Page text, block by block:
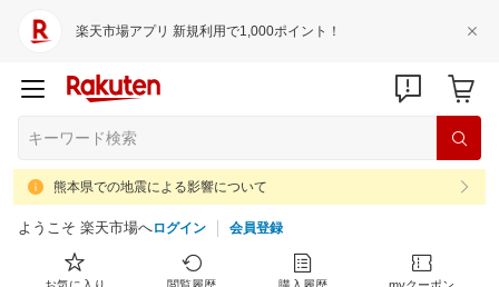
楽天市場アプリ 新規利用で1,000ポイント！
熊本県での地震による影響について
ようこそ 楽天市場へログイン 会員登録